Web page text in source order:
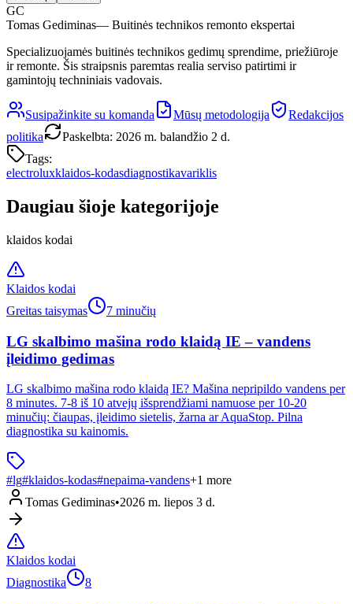
GC
Tomas Gediminas— Buitinės technikos remonto ekspertai
Specializuojamės buitinės technikos gedimų sprendime, priežiūroje
ir remonte. Šis straipsnis paremtas realia serviso patirtimi ir
gamintojų techniniais vadovais.
Susipažinkite su komanda Mūsų metodologija
Redakcijos
politika
Paskelbta: 2026 m. balandžio 2 d.
Tags:
electroluxklaidos-kodasdiagnostikavariklis
Daugiau šioje kategorijoje
klaidos kodai
Klaidos kodai
Greitas taisymas
7 minučių
LG skalbimo mašina rodo klaidą IE – vandens
įleidimo gedimas
LG skalbimo mašina rodo klaidą IE? Mašina nepripildo vandens per
8 minutes. 7-8 iš 10 atvejų išsprendžiami namuose per 10-20
minučių: čiaupas, įleidimo sietelis, žarna ar AquaStop. Pilna
diagnostika su kainomis.
#lg#klaidos-kodas#nepaima-vandens+1 more
Tomas Gediminas•2026 m. liepos 3 d.
Klaidos kodai
Diagnostika
8